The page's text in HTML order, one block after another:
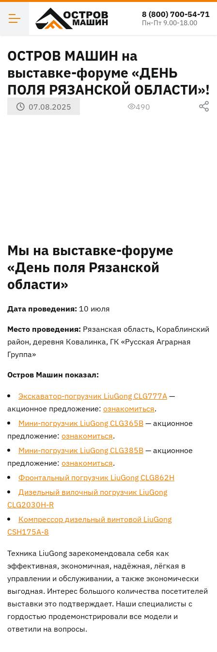
8 (800) 700-54-71
Пн-Пт 9.00-18.00
ОСТРОВ МАШИН на
выставке-форуме «ДЕНЬ
ПОЛЯ РЯЗАНСКОЙ ОБЛАСТИ»!
07.08.2025 490
Мы на выставке-форуме
«День поля Рязанской
области»
Дата проведения: 10 июля
Место проведения: Рязанская область, Кораблинский
район, деревня Ковалинка, ГК «Русская Аграрная
Группа»
Остров Машин показал:
Экскаватор-погрузчик LiuGong CLG777A—
акционное предложение: ознакомиться.
Мини-погрузчик LiuGong CLG365B— акционное
предложение: ознакомиться.
Мини-погрузчик LiuGong CLG385B— акционное
предложение: ознакомиться.
Фронтальный погрузчик LiuGong CLG862H
Дизельный вилочный погрузчик LiuGong
CLG2030H-R
Компрессор дизельный винтовой LiuGong
CSH175A-8
Техника LiuGong зарекомендовала себя как
эффективная, экономичная, надёжная, лёгкая в
управлении и обслуживании, а также экономически
выгодная. Интерес большого количества посетителей
выставки это подтверждает. Наши специалисты с
гордостью продемонстрировали все модели и
ответили на вопросы.